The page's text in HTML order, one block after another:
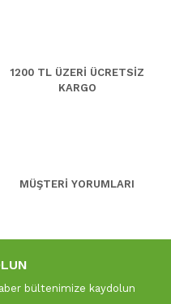
1200 TL ÜZERİ ÜCRETSİZ
KARGO
MÜŞTERİ YORUMLARI
bültenimize kaydolun